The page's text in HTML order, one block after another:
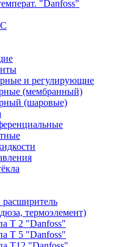
"Danfoss"
и регулирующие
(мембранный)
(шаровые)
термоэлемент)
Т 2 "Danfoss"
Т 5 "Danfoss"